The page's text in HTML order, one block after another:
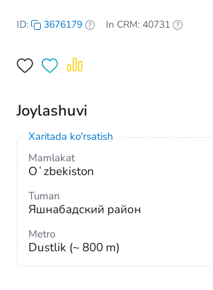
ID: 3676179 In CRM: 40731
Joylashuvi
Xaritada ko'rsatish
Mamlakat
Oʻzbekiston
Tuman
Яшнабадский район
Metro
Dustlik (~ 800 m)